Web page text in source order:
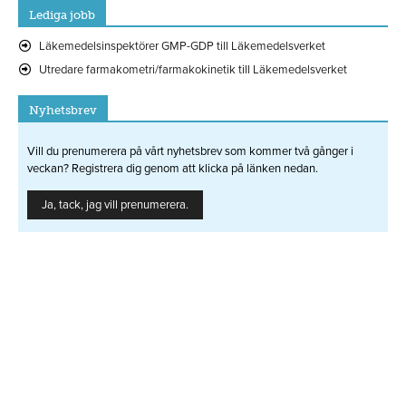
Lediga jobb
Läkemedelsinspektörer GMP-GDP till Läkemedelsverket
Utredare farmakometri/farmakokinetik till Läkemedelsverket
Nyhetsbrev
Vill du prenumerera på vårt nyhetsbrev som kommer två gånger i
veckan? Registrera dig genom att klicka på länken nedan.
Ja, tack, jag vill prenumerera.